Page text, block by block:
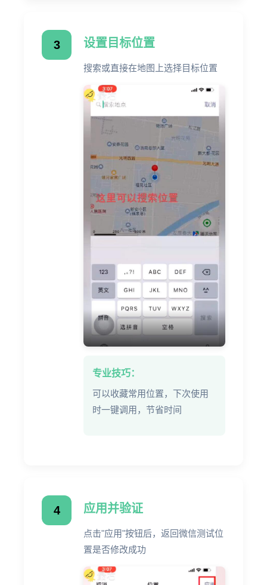
3 设置目标位置
搜索或直接在地图上选择目标位置
专业技巧：
可以收藏常用位置，下次使用
时一键调用，节省时间
4 应用并验证
点击"应用"按钮后，返回微信测试位
置是否修改成功